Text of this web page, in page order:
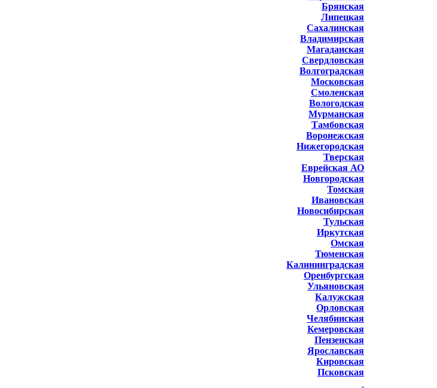
Брянская
Липецкая
Сахалинская
Владимирская
Магаданская
Свердловская
Волгоградская
Московская
Смоленская
Вологодская
Мурманская
Тамбовская
Воронежская
Нижегородская
Тверская
Еврейская АО
Новгородская
Томская
Ивановская
Новосибирская
Тульская
Иркутская
Омская
Тюменская
Калининградская
Оренбургская
Ульяновская
Калужская
Орловская
Челябинская
Кемеровская
Пензенская
Ярославская
Кировская
Псковская